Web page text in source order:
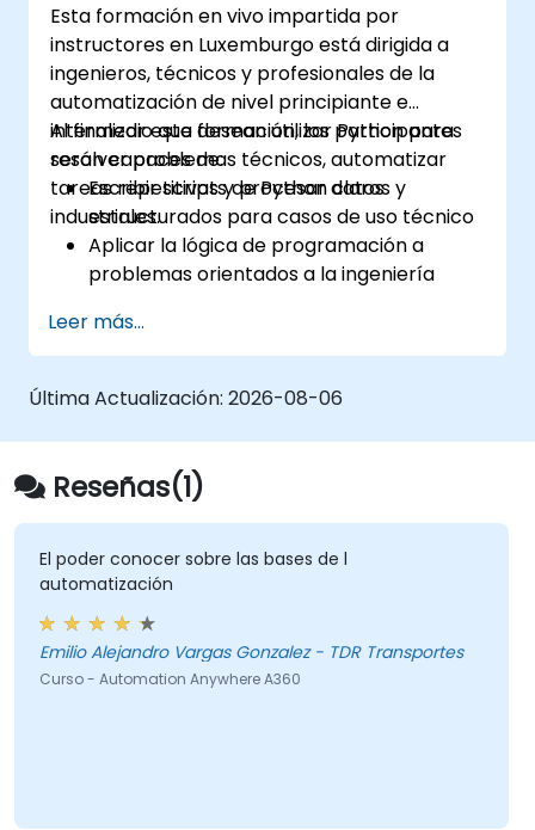
por inteligencia artificial.
Esta formación en vivo impartida por
instructores en Luxemburgo está dirigida a
ingenieros, técnicos y profesionales de la
automatización de nivel principiante e
intermedio que desean utilizar Python para
resolver problemas técnicos, automatizar
tareas repetitivas y procesar datos
industriales.
Al finalizar esta formación, los participantes
serán capaces de:
Escribir scripts de Python claros y
estructurados para casos de uso técnico
Aplicar la lógica de programación a
problemas orientados a la ingeniería
procedentes de archivos CSV, registros
(logs) y archivos de texto
Automatizar flujos de trabajo repetitivos
Leer más...
Última Actualización: 2026-08-06
Reseñas(1)
El poder conocer sobre las bases de l
automatización
Emilio Alejandro Vargas Gonzalez - TDR Transportes
Curso - Automation Anywhere A360